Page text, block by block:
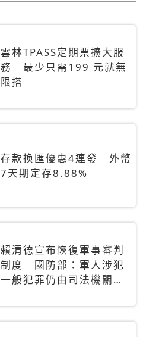
雲林TPASS定期票擴大服
務 最少只需199 元就無
限搭
存款換匯優惠4連發 外幣
7天期定存8.88%
賴清德宣布恢復軍事審判
制度 國防部：軍人涉犯
一般犯罪仍由司法機關辦